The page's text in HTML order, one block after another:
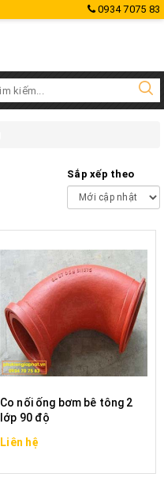
0934 7075 83
Sắp xếp theo
Co nối ống bơm bê tông 2
lớp 90 độ
Liên hệ